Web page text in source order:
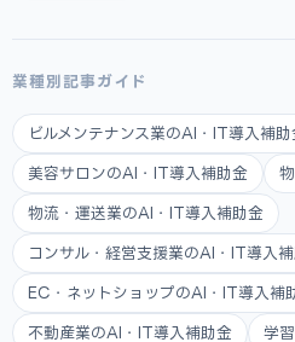
業種別記事ガイド
ビルメンテナンス業のAI・IT導入補助
美容サロンのAI・IT導入補助金
物流・運送業のAI・IT導入補助金
コンサル・経営支援業のAI・IT導入
EC・ネットショップのAI・IT導入補
不動産業のAI・IT導入補助金 学